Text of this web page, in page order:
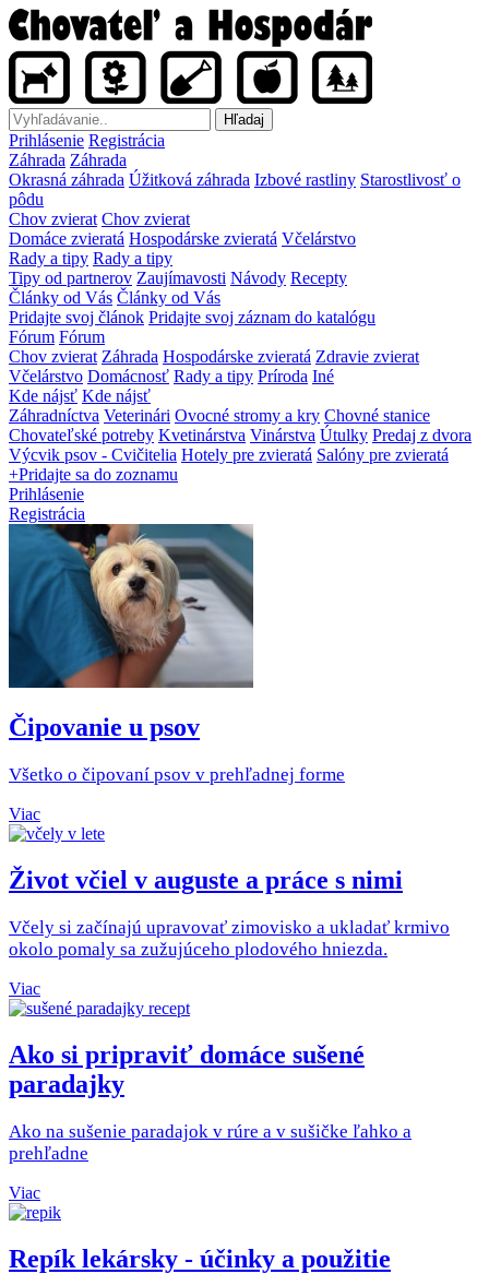
Hľadaj
Prihlásenie Registrácia
Záhrada Záhrada
Okrasná záhrada Úžitková záhrada Izbové rastliny Starostlivosť o
pôdu
Chov zvierat Chov zvierat
Domáce zvieratá Hospodárske zvieratá Včelárstvo
Rady a tipy Rady a tipy
Tipy od partnerov Zaujímavosti Návody Recepty
Články od Vás Články od Vás
Pridajte svoj článok Pridajte svoj záznam do katalógu
Fórum Fórum
Chov zvierat Záhrada Hospodárske zvieratá Zdravie zvierat
Včelárstvo Domácnosť Rady a tipy Príroda Iné
Kde nájsť Kde nájsť
Záhradníctva Veterinári Ovocné stromy a kry Chovné stanice
Chovateľské potreby Kvetinárstva Vinárstva Útulky Predaj z dvora
Výcvik psov - Cvičitelia Hotely pre zvieratá Salóny pre zvieratá
+Pridajte sa do zoznamu
Prihlásenie
Registrácia
Čipovanie u psov
Všetko o čipovaní psov v prehľadnej forme
Viac
Život včiel v auguste a práce s nimi
Včely si začínajú upravovať zimovisko a ukladať krmivo
okolo pomaly sa zužujúceho plodového hniezda.
Viac
Ako si pripraviť domáce sušené
paradajky
Ako na sušenie paradajok v rúre a v sušičke ľahko a
prehľadne
Viac
Repík lekársky - účinky a použitie